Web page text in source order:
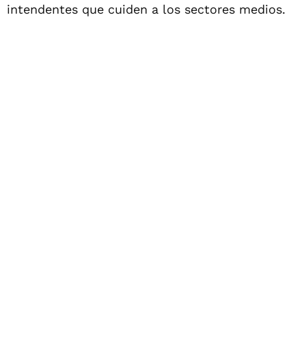
intendentes que cuiden a los sectores medios.